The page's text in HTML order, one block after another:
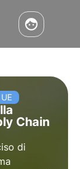
UE
Chain
di